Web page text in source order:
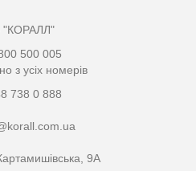
"КОРАЛЛ"
500 005
з усіх номерів
738 0 888
9А